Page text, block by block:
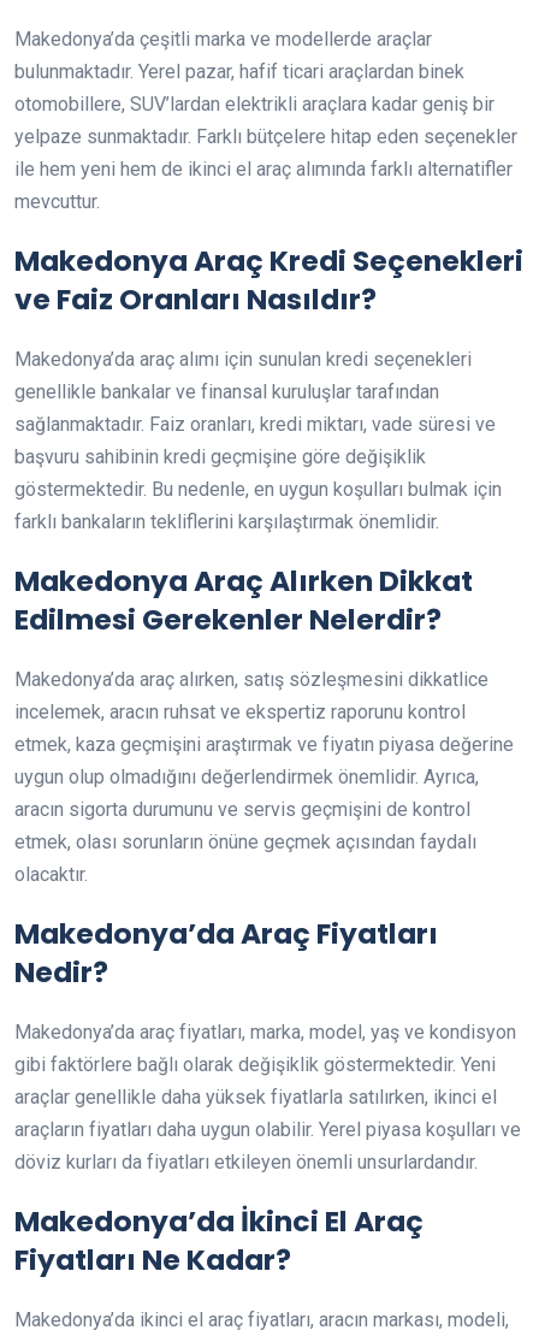
Makedonya’da çeşitli marka ve modellerde araçlar
bulunmaktadır. Yerel pazar, hafif ticari araçlardan binek
otomobillere, SUV’lardan elektrikli araçlara kadar geniş bir
yelpaze sunmaktadır. Farklı bütçelere hitap eden seçenekler
ile hem yeni hem de ikinci el araç alımında farklı alternatifler
mevcuttur.
Makedonya Araç Kredi Seçenekleri
ve Faiz Oranları Nasıldır?
Makedonya’da araç alımı için sunulan kredi seçenekleri
genellikle bankalar ve finansal kuruluşlar tarafından
sağlanmaktadır. Faiz oranları, kredi miktarı, vade süresi ve
başvuru sahibinin kredi geçmişine göre değişiklik
göstermektedir. Bu nedenle, en uygun koşulları bulmak için
farklı bankaların tekliflerini karşılaştırmak önemlidir.
Makedonya Araç Alırken Dikkat
Edilmesi Gerekenler Nelerdir?
Makedonya’da araç alırken, satış sözleşmesini dikkatlice
incelemek, aracın ruhsat ve ekspertiz raporunu kontrol
etmek, kaza geçmişini araştırmak ve fiyatın piyasa değerine
uygun olup olmadığını değerlendirmek önemlidir. Ayrıca,
aracın sigorta durumunu ve servis geçmişini de kontrol
etmek, olası sorunların önüne geçmek açısından faydalı
olacaktır.
Makedonya’da Araç Fiyatları
Nedir?
Makedonya’da araç fiyatları, marka, model, yaş ve kondisyon
gibi faktörlere bağlı olarak değişiklik göstermektedir. Yeni
araçlar genellikle daha yüksek fiyatlarla satılırken, ikinci el
araçların fiyatları daha uygun olabilir. Yerel piyasa koşulları ve
döviz kurları da fiyatları etkileyen önemli unsurlardandır.
Makedonya’da İkinci El Araç
Fiyatları Ne Kadar?
Makedonya’da ikinci el araç fiyatları, aracın markası, modeli,